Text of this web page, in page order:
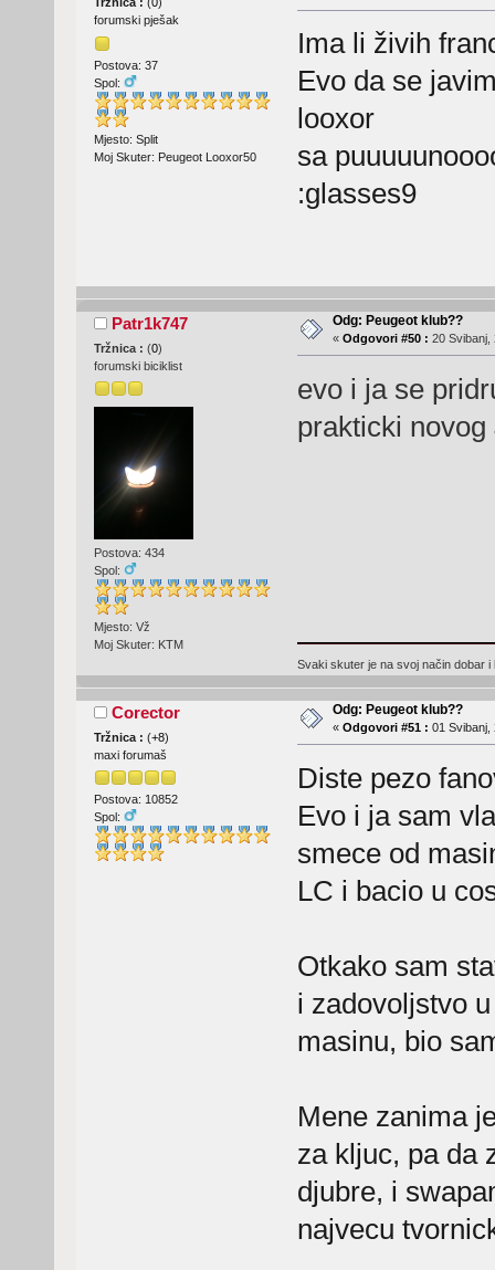
forumski pješak
Postova: 37
Spol:
Mjesto: Split
Moj Skuter: Peugeot Looxor50
Ima li živih
Evo da se
looxor
sa
:glasses9
Patr1k747
Tržnica : (0)
forumski biciklist
Postova: 434
Spol:
Mjesto: Vž
Moj Skuter: KTM
Odg: Peugeot klub??
« Odgovori #50 : 20 Svibanj,
evo i ja se
prakticki
Svaki skuter je na svoj način dobar i
Corector
Tržnica : (+8)
maxi forumaš
Postova: 10852
Spol:
Odg: Peugeot klub??
« Odgovori #51 : 01 Svibanj,
Diste pezo
Evo i ja sam
smece od
LC i bacio u
Otkako sam
i zadovoljstvo
masinu, bio
Mene zanima
za kljuc, pa da
djubre, i
najvecu